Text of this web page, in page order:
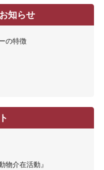
知らせ
の特徴
物介在活動』